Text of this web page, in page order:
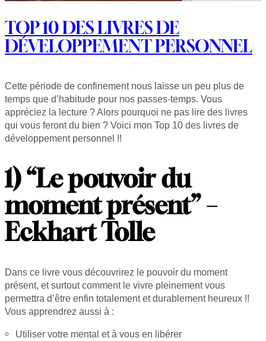
TOP 10 DES LIVRES DE
DÉVELOPPEMENT PERSONNEL
Cette période de confinement nous laisse un peu plus de
temps que d’habitude pour nos passes-temps. Vous
appréciez la lecture ? Alors pourquoi ne pas lire des livres
qui vous feront du bien ? Voici mon Top 10 des livres de
développement personnel !!
1) “Le pouvoir du
moment présent” –
Eckhart Tolle
Dans ce livre vous découvrirez le pouvoir du moment
présent, et surtout comment le vivre pleinement vous
permettra d’être enfin totalement et durablement heureux !!
Vous apprendrez aussi à :
Utiliser votre mental et à vous en libérer